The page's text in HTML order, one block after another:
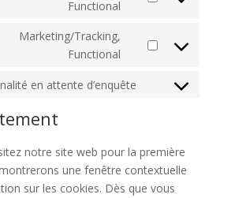
Functional
Consent
service
Marketing/Tracking,
Functional
Consent
service
en attente d’enquête
Consent
divers
notre site web pour la première
une fenêtre contextuelle
sur les cookies. Dès que vous